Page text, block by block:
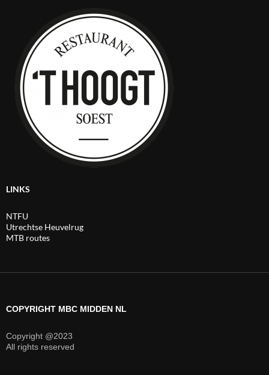
LINKS
NTFU
Utrechtse Heuvelrug
MTB routes
COPYRIGHT MBC MIDDEN NL
Copyright @2023
All rights reserved